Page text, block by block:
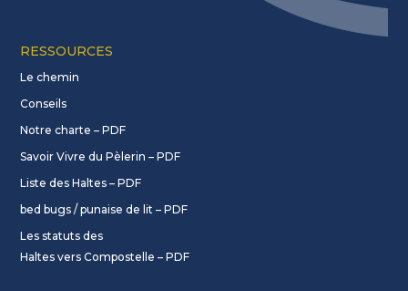
RESSOURCES
Le chemin
Conseils
Notre charte – PDF
Savoir Vivre du Pèlerin – PDF
Liste des Haltes – PDF
bed bugs / punaise de lit – PDF
Les statuts des
Haltes vers Compostelle – PDF